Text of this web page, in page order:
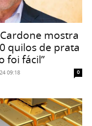
mostra
quilos de prata
foi fácil”
09:18 0